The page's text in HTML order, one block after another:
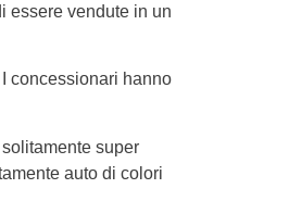
essere vendute in un
concessionari hanno
super
auto di colori